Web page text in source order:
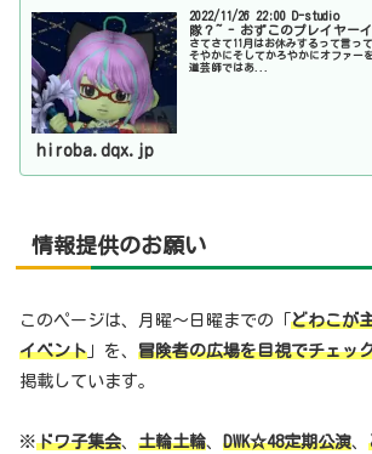
2022/11/26 22:00 D-studio
隊？~ - おずこのプレイヤー
さてさて11月はお休みするって言っ
そやかにそしてかろやかにオファー
道芸師ではあ...
hiroba.dqx.jp
情報提供のお願い
このページは、月曜～日曜までの「 どわこが
イベント 」を、 冒険者の広場を目視でチェッ
掲載しています。
※ドワ子集会、 土輪土輪、 DWK☆48定期公演、